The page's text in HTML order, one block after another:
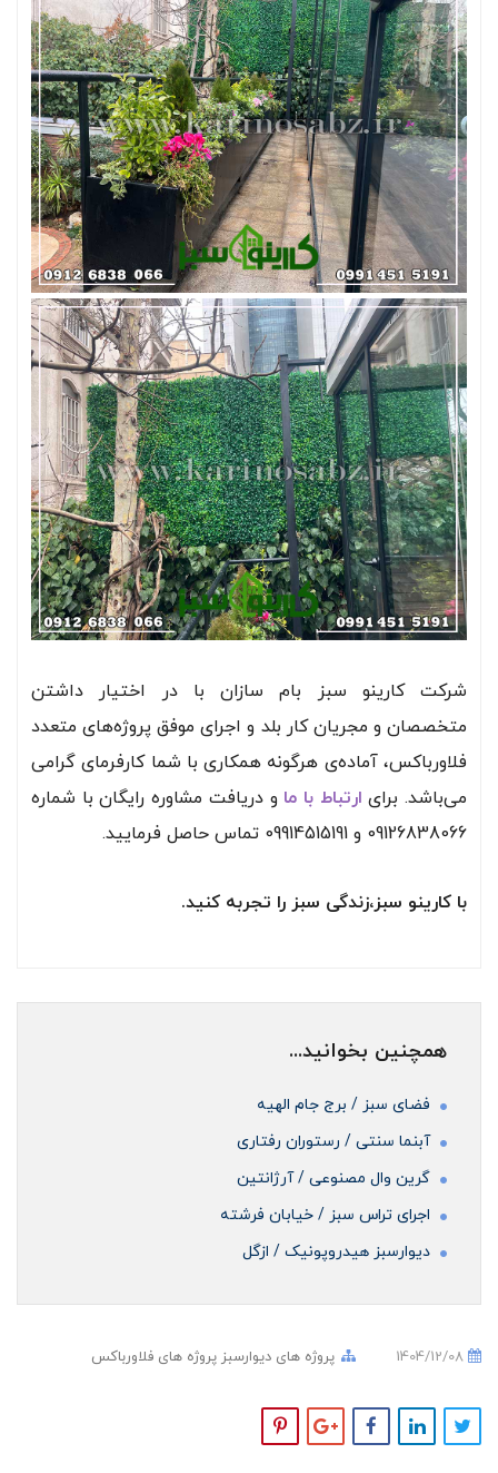
شرکت کارینو سبز بام سازان با در اختیار داشتن
متخصصان و مجریان کار بلد و اجرای موفق پروژه‌های متعدد
فلاورباکس، آماده‌ی هرگونه همکاری با شما کارفرمای گرامی
می‌باشد. برای ارتباط با ما و دریافت مشاوره رایگان با شماره
09126838066 و 09914515191 تماس حاصل فرمایید.
با کارینو سبز،زندگی سبز را تجربه کنید.
همچنین بخوانید...
فضای سبز / برج جام الهیه
آبنما سنتی / رستوران رفتاری
گرین وال مصنوعی / آرژانتین
اجرای تراس سبز / خیابان فرشته
دیوارسبز هیدروپونیک / ازگل
پروژه های دیوارسبز پروژه های فلاورباکس